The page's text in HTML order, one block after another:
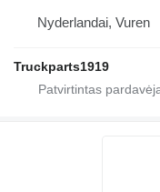
Nyderlandai, Vuren
Truckparts1919